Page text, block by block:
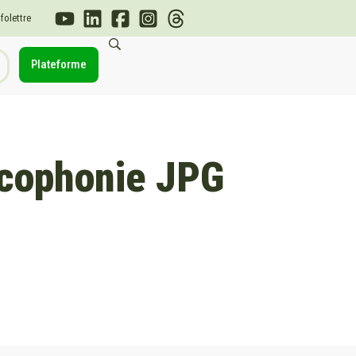
Plateforme
JPG